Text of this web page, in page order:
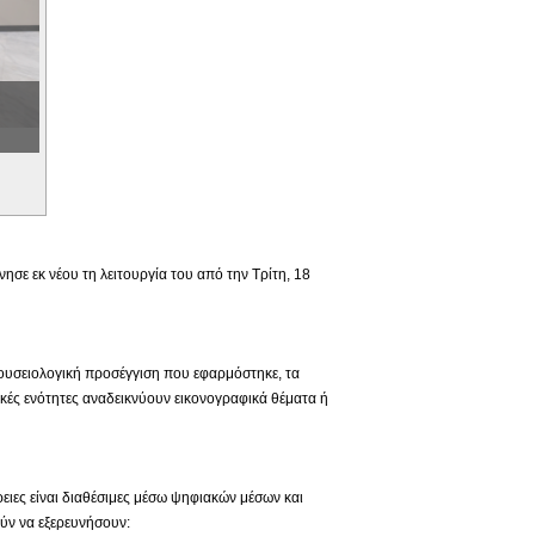
εκ νέου τη λειτουργία του από την Τρίτη, 18
προσέγγιση που εφαρμόστηκε, τα
ενότητες αναδεικνύουν εικονογραφικά θέματα ή
είναι διαθέσιμες μέσω ψηφιακών μέσων και
να εξερευνήσουν: